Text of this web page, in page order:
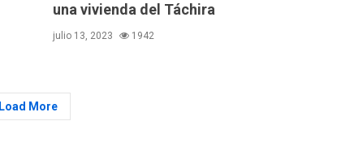
una vivienda del Táchira
julio 13, 2023 1942
Load More